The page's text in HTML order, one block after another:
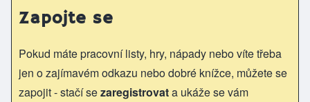
Zapojte se
Pokud máte pracovní listy, hry, nápady nebo víte třeba
jen o zajímavém odkazu nebo dobré knížce, můžete se
zapojit - stačí sezaregistrovata ukáže se vám